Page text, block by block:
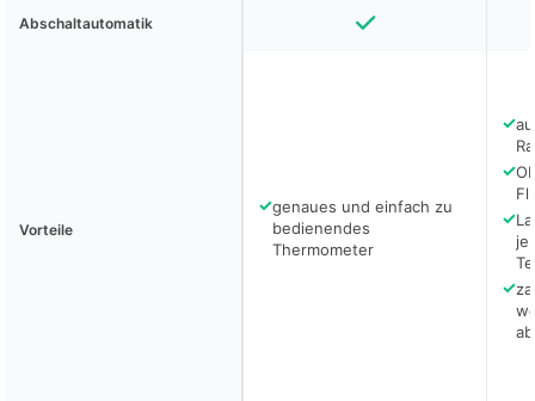
Abschaltautomatik
Vorteile
✓genaues und einfach zu
bedienendes
Thermometer
✓
✓
✓
je
✓